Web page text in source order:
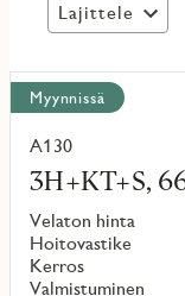
Lajittele
Näytä
kaikki
kohteet
Myynnissä
A130
3H+KT+S,
Velaton hinta
Hoitovastike
Kerros
Valmistuminen
Lue
lisää
kohteesta